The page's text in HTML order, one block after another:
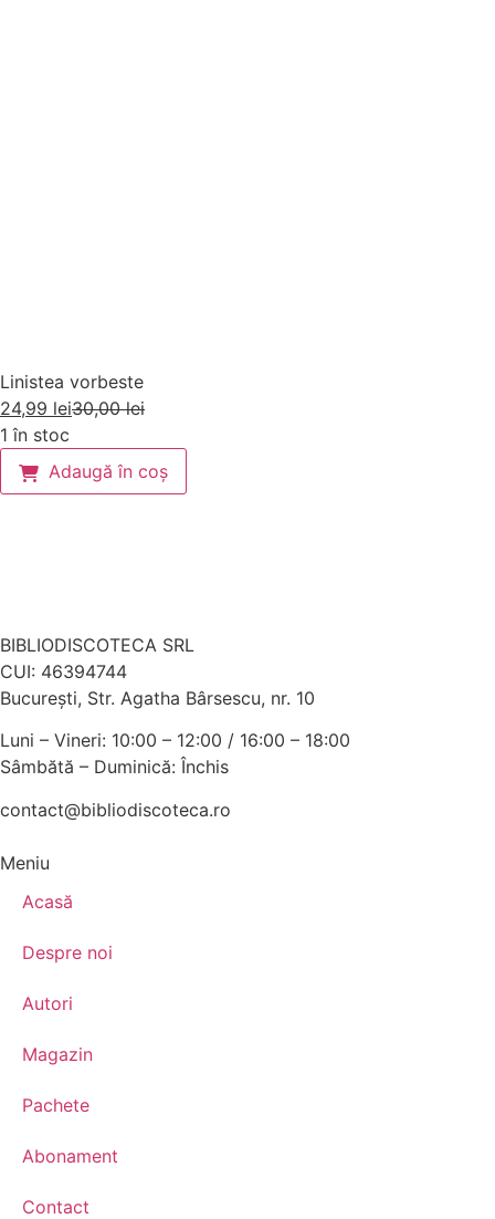
Linistea vorbeste
30,00lei
24,99 lei
1 în stoc
Adaugă în coș
BIBLIODISCOTECA SRL
CUI: 46394744
Bucureşti, Str. Agatha Bârsescu, nr. 10
Luni – Vineri: 10:00 – 12:00 / 16:00 – 18:00
Sâmbătă – Duminică: Închis
contact@bibliodiscoteca.ro
Meniu
Acasă
Despre noi
Autori
Magazin
Pachete
Abonament
Contact